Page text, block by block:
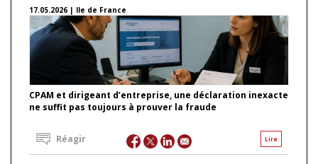
17.05.2026 | Ile de France
CPAM et dirigeant d’entreprise, une déclaration inexacte
ne suffit pas toujours à prouver la fraude
Lire
Réagir